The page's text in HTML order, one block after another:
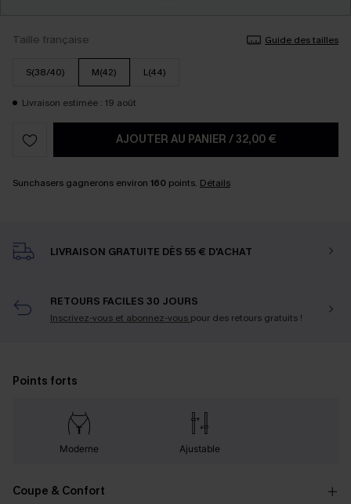
Taille française Guide des tailles
S(38/40) M(42) L(44)
Livraison estimée : 19 août
AJOUTER AU PANIER /32,00 €
Sunchasers gagnerons environ 160 points. Détails
LIVRAISON GRATUITE DÈS 55 € D'ACHAT
RETOURS FACILES 30 JOURS
Inscrivez-vous et abonnez-vous pour des retours gratuits !
Points forts
Moderne Ajustable
Coupe & Confort